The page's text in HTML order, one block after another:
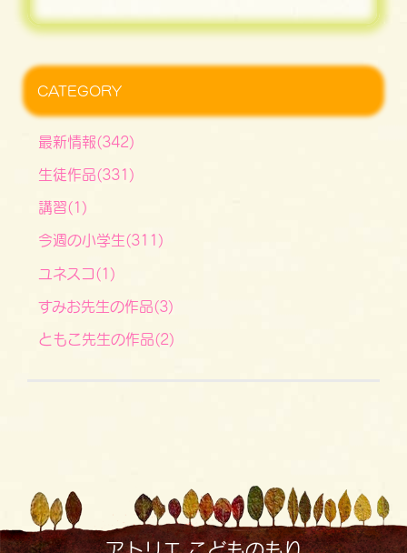
CATEGORY
最新情報(342)
生徒作品(331)
講習(1)
今週の小学生(311)
ユネスコ(1)
すみお先生の作品(3)
ともこ先生の作品(2)